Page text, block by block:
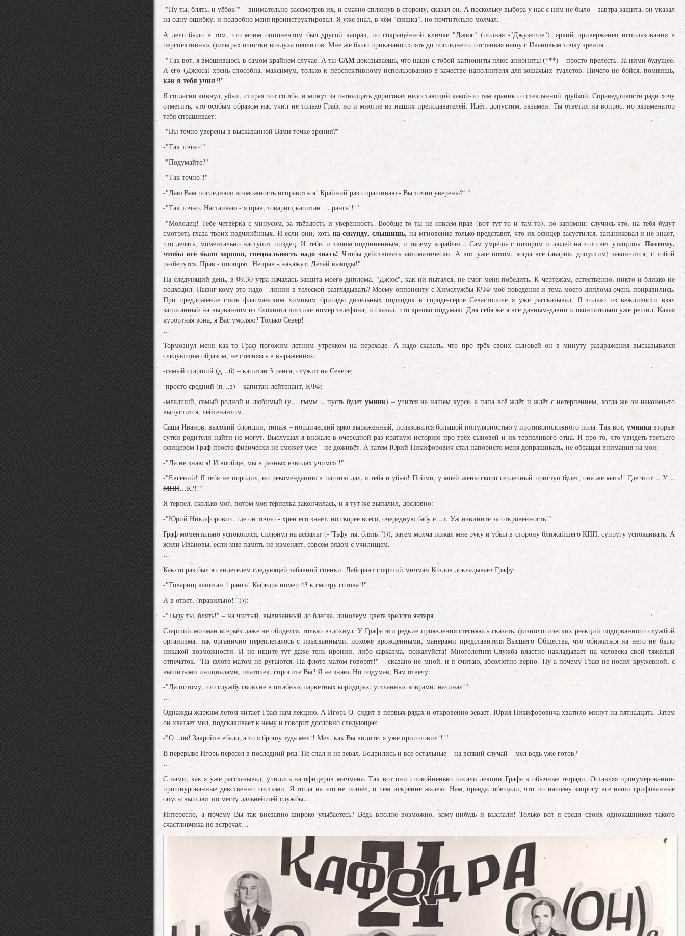
-"Ну ты, блять, и уёбок!" – внимательно рассмотрев их, и смачно сплюнув в сторону, сказал он. А поскольку выбора у нас с ним не было – завтра защита, он указал
на одну ошибку, и подробно меня проинструктировал. Я уже знал, в чём "фишка", но почтительно молчал.
А дело было в том, что моим оппонентом был другой капраз, по сокращённой кличке "Джюс" (полная -"Джузеппе"), яркий приверженец использования в
перспективных фильтрах очистки воздуха цеолитов. Мне же было приказано стоять до последнего, отстаивая нашу с Ивановым точку зрения.
-"Так вот, я вмешиваюсь в самом крайнем случае. А ты САМдоказываешь, что наши с тобой катиониты плюс аниониты(***) – просто прелесть. За ними будущее.
А его (Джюса) хрень способна, максимум, только к перспективному использованию в качестве наполнителя для кошачьих туалетов. Ничего не бойся, помнишь,
как я тебя учил?!"
Я согласно кивнул, убыл, стирая пот со лба, и минут за пятнадцать дорисовал недостающий какой-то там краник со стеклянной трубкой. Справедливости ради хочу
отметить, что особым образом нас учил не только Граф, но и многие из наших преподавателей. Идёт, допустим, экзамен. Ты ответил на вопрос, но экзаменатор
тебя спрашивает:
-"Вы точно уверены в высказанной Вами точке зрения?"
-"Так точно!"
-"Подумайте?"
-"Так точно!!"
-"Даю Вам последнюю возможность исправиться! Крайний раз спрашиваю - Вы точно уверены?! "
-"Так точно. Настаиваю - я прав, товарищ капитан … ранга!!!"
-"Молодец! Тебе четвёрка с минусом, за твёрдость и уверенность. Вообще-то ты не совсем прав (вот тут-то и там-то), но запомни: случись что, на тебя будут
смотреть глаза твоих подчинённых. И если они, хоть на секунду, слышишь, на мгновение только представят, что их офицер засуетился, запаниковал и не знает,
что делать, моментально наступит пиздец. И тебе, и твоим подчинённым, и твоему кораблю… Сам умрёшь с позором и людей на тот свет утащишь. Поэтому,
чтобы всё было хорошо, специальность надо знать! Чтобы действовать автоматически. А вот уже потом, когда всё (авария, допустим) закончится, с тобой
разберутся. Прав - поощрят. Неправ - накажут. Делай выводы!"
На следующий день, в 09.30 утра началась защита моего диплома. "Джюс", как ни пытался, не смог меня победить. К чертежам, естественно, никто и близко не
подходил. Нафиг кому это надо - линии в телескоп разглядывать? Моему оппоненту с Химслужбы КЧФ моё поведение и тема моего диплома очень понравились.
Про предложение стать флагманским химиком бригады дизельных подлодок в городе-герое Севастополе я уже рассказывал. Я только из вежливости взял
записанный на вырванном из блокнота листике номер телефона, и сказал, что крепко подумаю. Для себя же я всё давным-давно и окончательно уже решил. Какая
курортная зона, я Вас умоляю? Только Север!
…
Тормознул меня как-то Граф погожим летним утречком на переходе. А надо сказать, что про трёх своих сыновей он в минуту раздражения высказывался
следующим образом, не стесняясь в выражениях:
-самый старший (д…б) – капитан 3 ранга, служит на Севере;
-просто средний (п…з) – капитан-лейтенант, КЧФ;
-младший, самый родной и любимый (у… гммм… пусть будетумник) – учится на нашем курсе, а папа всё ждёт и ждёт с нетерпением, когда же он наконец-то
выпустится, лейтенантом.
Саша Иванов, высокий блондин, типаж – нордический ярко выраженный, пользовался большой популярностью у противоположного пола. Так вот, умникавторые
сутки родители найти не могут. Выслушал я вначале в очередной раз краткую историю про трёх сыновей и их терпеливого отца. И про то, что увидеть третьего
офицером Граф просто физически не сможет уже – не доживёт. А затем Юрий Никифорович стал напористо меня допрашивать, не обращая внимания на мои:
-"Да не знаю я! И вообще, мы в разных взводах учимся!!"
-"Евгений! Я тебя не породил, но рекомендацию в партию дал, я тебя и убью! Пойми, у моей жены скоро сердечный приступ будет, она же мать!! Где этот… У…
МНИ…К?!!"
Я терпел, сколько мог, потом моя терпелка закончилась, и я тут же выпалил, дословно:
-"Юрий Никифорович, где он точно - хрен его знает, но скорее всего, очередную бабу е…т. Уж извините за откровенность!"
Граф моментально успокоился, сплюнул на асфальт (-"Тьфу ты, блять!"))), затем молча пожал мне руку и убыл в сторону ближайшего КПП, супругу успокаивать. А
жили Ивановы, если мне память не изменяет, совсем рядом с училищем.
…
Как-то раз был я свидетелем следующей забавной сценки. Лаборант старший мичман Козлов докладывает Графу:
-"Товарищ капитан 1 ранга! Кафедра номер 43 к смотру готова!!"
А в ответ, (правильно!!!))):
-"Тьфу ты, блять!" – на чистый, вылизанный до блеска, линолеум цвета зрелого янтаря.
Старший мичман всерьёз даже не обиделся, только вздохнул. У Графа эти редкие проявления стесняюсь сказать, физиологических реакций подорванного службой
организма, так органично переплеталось с изысканными, похоже врождёнными, манерами представителя Высшего Общества, что обижаться на него не было
никакой возможности. И не ищите тут даже тень иронии, либо сарказма, пожалуйста! Многолетняя Служба властно накладывает на человека свой тяжёлый
отпечаток. "На флоте матом не ругаются. На флоте матом говорят!" – сказано не мной, и я считаю, абсолютно верно. Ну а почему Граф не носил кружевной, с
вышитыми инициалами, платочек, спросите Вы? Я не знаю. Но подумав, Вам отвечу:
-"Да потому, что службу свою не в штабных паркетных коридорах, устланных коврами, начинал!"
…
Однажды жарким летом читает Граф нам лекцию. А Игорь О. сидит в первых рядах и откровенно зевает. Юрия Никифоровича хватило минут на пятнадцать. Затем
он хватает мел, подскакивает к нему и говорит дословно следующее:
-"О…ов! Закройте ебало, а то я брошу туда мел!! Мел, как Вы видите, я уже приготовил!!!"
В перерыве Игорь пересел в последний ряд. Не спал и не зевал. Бодрились и все остальные – на всякий случай – мел ведь уже готов?
…
С нами, как я уже рассказывал, учились на офицеров мичмана. Так вот они спокойненько писали лекции Графа в обычные тетради. Оставляя пронумерованно-
прошнурованные девственно чистыми. Я тогда на это не пошёл, о чём искренне жалею. Нам, правда, обещали, что по нашему запросу все наши грифованные
опусы вышлют по месту дальнейшей службы…
Интересно, а почему Вы так внезапно-широко улыбаетесь? Ведь вполне возможно, кому-нибудь и выслали! Только вот я среди своих однокашников такого
счастливчика не встречал…